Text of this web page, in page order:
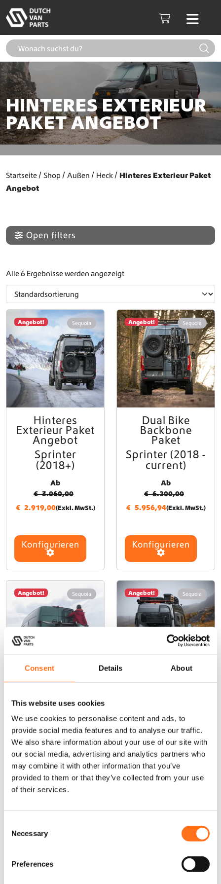
Consent Details About
This website uses cookies
We use cookies to personalise content and ads, to
provide social media features and to analyse our traffic.
We also share information about your use of our site with
our social media, advertising and analytics partners who
may combine it with other information that you’ve
provided to them or that they’ve collected from your use
of their services.
Necessary
Preferences
Cart
HINTERES EXTERIEUR
PAKET ANGEBOT
Startseite Shop Außen Heck
Hinteres Exterieur Paket
Angebot
Open filters
Alle 6 Ergebnisse werden angezeigt
Sequoia
Angebot!
Hinteres
Exterieur Paket
Angebot
Sprinter
(2018+)
Ab
€ 3.060,00
€ 2.919,00(Exkl. MwSt.)
Konfigurieren
Sequoia
Angebot!
Dual Bike
Backbone
Paket
Sprinter (2018 -
current)
Ab
€ 6.200,00
€ 5.956,94(Exkl. MwSt.)
Konfigurieren
Sequoia
Angebot!
Exterieur Paket
Crafter (2017+)
Ab
€ 3.060,00
€ 2.919,00(Exkl. MwSt.)
Sequoia
Angebot!
TGE
Ab
€ 3.060,00
€ 2.919,00(Exkl. MwSt.)